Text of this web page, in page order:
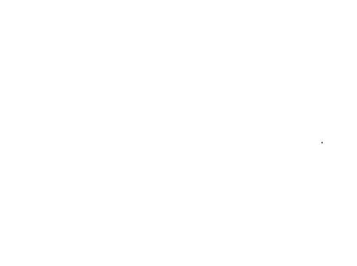
.